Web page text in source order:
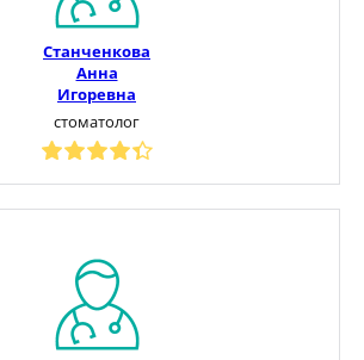
Станченкова
Анна
Игоревна
стоматолог